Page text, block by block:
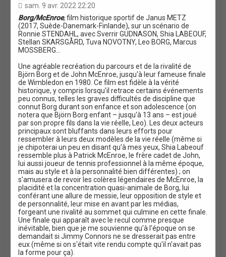
i
a
t
i
o
n
sam. 9 avr. 2022 22:20
Borg/McEnroe, film historique sportif de Janus METZ
(2017, Suède-Danemark-Finlande), sur un scénario de
Ronnie STENDAHL, avec Sverrir GUDNASON, Shia LABEOUF,
Stellan SKARSGÅRD, Tuva NOVOTNY, Leo BORG, Marcus
MOSSBERG...
Une agréable recréation du parcours et de la rivalité de
Björn Borg et de John McEnroe, jusqu'à leur fameuse finale
de Wimbledon en 1980. Ce film est fidèle à la vérité
historique, y compris lorsqu'il retrace certains événements
peu connus, telles les graves difficultés de discipline que
connut Borg durant son enfance et son adolescence (on
notera que Björn Borg enfant – jusqu'à 13 ans – est joué
par son propre fils dans la vie réelle, Leo). Les deux acteurs
principaux sont bluffants dans leurs efforts pour
ressembler à leurs deux modèles de la vie réelle (même si
je chipoterai un peu en disant qu'à mes yeux, Shia Labeouf
ressemble plus à Patrick McEnroe, le frère cadet de John,
lui aussi joueur de tennis professionnel à la même époque,
mais au style et à la personnalité bien différentes) ; on
s'amusera de revoir les colères légendaires de McEnroe, la
placidité et la concentration quasi-animale de Borg, lui
conférant une allure de messie, leur opposition de style et
de personnalité, leur mise en avant par les médias,
forgeant une rivalité au sommet qui culmine en cette finale.
Une finale qui apparaît avec le recul comme presque
inévitable, bien que je me souvienne qu'à l'époque on se
demandait si Jimmy Connors ne se dresserait pas entre
eux (même si on s'était vite rendu compte qu'il n'avait pas
la forme pour ça).